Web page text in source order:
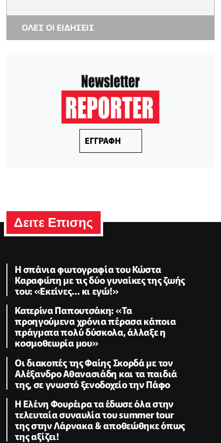
ΟΛΕΣ ΟΙ ΕΙΔΗΣΕΙΣ
ΕΓΓΡΑΦΗ
Δειτε Επισης
Η σπάνια φωτογραφία του Κώστα
Καραφώτη με τις δύο γυναίκες της ζωής
του: «Εκείνες… κι εγώ!»
Κατερίνα Παπουτσάκη: «Τα
προηγούμενα χρόνια πέρασα κάποια
πράγματα πολύ δύσκολα, άλλαξε η
κοσμοθεωρία μου»
Οι διακοπές της Φαίης Σκορδά με τον
Αλέξανδρο Αθανασιάδη και τα παιδιά
της, σε γνωστό ξενοδοχείο την Πάφο
Η Ελένη Φουρέιρα τα έδωσε όλα στην
τελευταία συναυλία του summer tour
της στην Λάρνακα & αποθεώθηκε όπως
της αξίζει!